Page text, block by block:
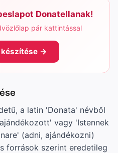
Donatellanak!
pár kattintással
készítése →
a latin 'Donata' névből
vagy 'Istennek
(adni, ajándékozni)
források szerint eredetileg